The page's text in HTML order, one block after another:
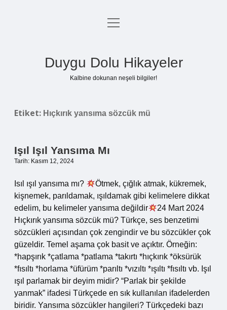
Anasayfa
menüyü
Duygu Dolu Hikayeler
Kalbine dokunan neşeli bilgiler!
Etiket: Hıçkırık yansıma sözcük mü
Işıl Işıl Yansıma Mı
Tarih: Kasım 12, 2024
Isıl ışıl yansıma mı?
Ötmek, çığlık atmak, kükremek,
kişnemek, parıldamak, ışıldamak gibi kelimelere dikkat
edelim, bu kelimeler yansıma değildir
24 Mart 2024
Hıçkırık yansıma sözcük mü? Türkçe, ses benzetimi
sözcükleri açısından çok zengindir ve bu sözcükler çok
güzeldir. Temel aşama çok basit ve açıktır. Örneğin:
*hapşırık *çatlama *patlama *takırtı *hıçkırık *öksürük
*fısıltı *horlama *üfürüm *parıltı *vızıltı *ışıltı *fısıltı vb. Işıl
ışıl parlamak bir deyim midir? “Parlak bir şekilde
yanmak” ifadesi Türkçede en sık kullanılan ifadelerden
biridir. Yansıma sözcükler hangileri? Türkçedeki bazı